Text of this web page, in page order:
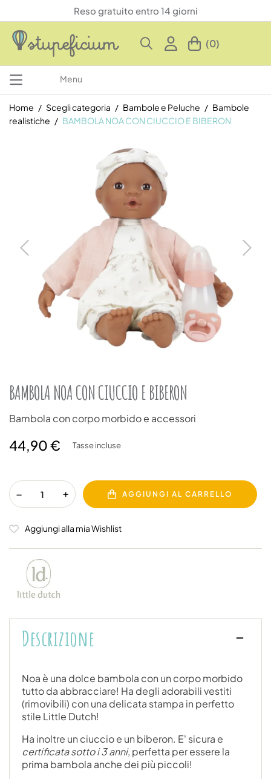
Reso gratuito entro 14 giorni
(0)
Menu
Home Scegli categoria Bambole e Peluche
Bambole
realistiche
BAMBOLA NOA CON CIUCCIO E BIBERON
BAMBOLA NOA CON CIUCCIO E BIBERON
Bambola con corpo morbido e accessori
44,90 € Tasse incluse
AGGIUNGI AL CARRELLO
Aggiungi alla mia Wishlist
Descrizione
Noa è una dolce bambola con un corpo morbido
tutto da abbracciare! Ha degli adorabili vestiti
(rimovibili) con una delicata stampa in perfetto
stile Little Dutch!
Ha inoltre un ciuccio e un biberon. E' sicura e
certificata sotto i 3 anni, perfetta per essere la
prima bambola anche dei più piccoli!